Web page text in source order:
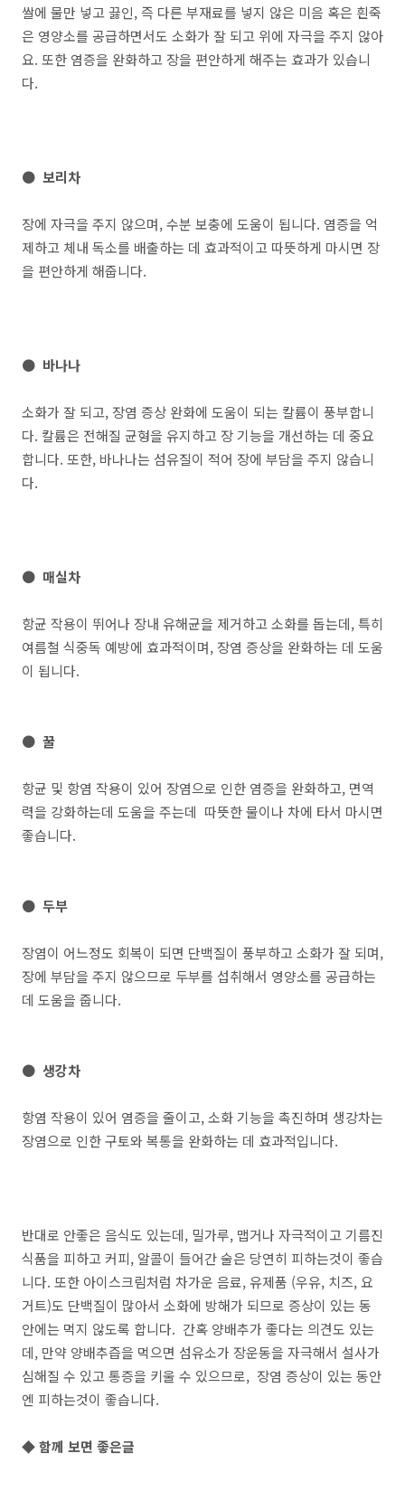
쌀에 물만 넣고 끓인, 즉 다른 부재료를 넣지 않은 미음 혹은 흰죽
은 영양소를 공급하면서도 소화가 잘 되고 위에 자극을 주지 않아
요. 또한 염증을 완화하고 장을 편안하게 해주는 효과가 있습니
다.
● 보리차
장에 자극을 주지 않으며, 수분 보충에 도움이 됩니다. 염증을 억
제하고 체내 독소를 배출하는 데 효과적이고 따뜻하게 마시면 장
을 편안하게 해줍니다.
● 바나나
소화가 잘 되고, 장염 증상 완화에 도움이 되는 칼륨이 풍부합니
다. 칼륨은 전해질 균형을 유지하고 장 기능을 개선하는 데 중요
합니다. 또한, 바나나는 섬유질이 적어 장에 부담을 주지 않습니
다.
● 매실차
항균 작용이 뛰어나 장내 유해균을 제거하고 소화를 돕는데, 특히
여름철 식중독 예방에 효과적이며, 장염 증상을 완화하는 데 도움
이 됩니다.
● 꿀
항균 및 항염 작용이 있어 장염으로 인한 염증을 완화하고, 면역
력을 강화하는데 도움을 주는데 따뜻한 물이나 차에 타서 마시면
좋습니다.
● 두부
장염이 어느정도 회복이 되면 단백질이 풍부하고 소화가 잘 되며,
장에 부담을 주지 않으므로 두부를 섭취해서 영양소를 공급하는
데 도움을 줍니다.
● 생강차
항염 작용이 있어 염증을 줄이고, 소화 기능을 촉진하며 생강차는
장염으로 인한 구토와 복통을 완화하는 데 효과적입니다.
반대로 안좋은 음식도 있는데, 밀가루, 맵거나 자극적이고 기름진
식품을 피하고 커피, 알콜이 들어간 술은 당연히 피하는것이 좋습
니다. 또한 아이스크림처럼 차가운 음료, 유제품 (우유, 치즈, 요
거트)도 단백질이 많아서 소화에 방해가 되므로 증상이 있는 동
안에는 먹지 않도록 합니다. 간혹 양배추가 좋다는 의견도 있는
데, 만약 양배추즙을 먹으면 섬유소가 장운동을 자극해서 설사가
심해질 수 있고 통증을 키울 수 있으므로, 장염 증상이 있는 동안
엔 피하는것이 좋습니다.
◆ 함께 보면 좋은글